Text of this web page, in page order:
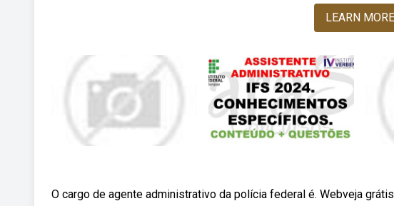
LEARN MORE
O cargo de agente administrativo da polícia federal é. Webveja